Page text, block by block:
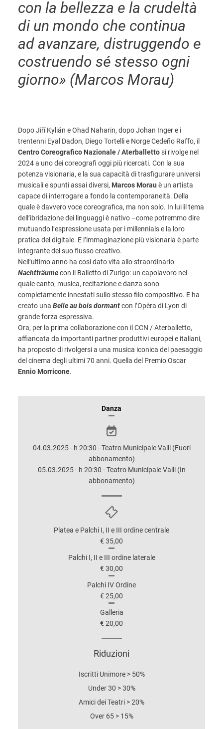
con la bellezza e la crudeltà
di un mondo che continua
ad avanzare, distruggendo e
costruendo sé stesso ogni
giorno» (Marcos Morau)
Dopo Jiří Kylián e Ohad Naharin, dopo Johan Inger e i
trentenni Eyal Dadon, Diego Tortelli e Norge Cedeño Raffo, il
Centro Coreografico Nazionale / Aterballettosi rivolge nel
2024 a uno dei coreografi oggi più ricercati. Con la sua
potenza visionaria, e la sua capacità di trasfigurare universi
musicali e spunti assai diversi, Marcos Morau è un artista
capace di interrogare a fondo la contemporaneità. Della
quale è davvero voce coreografica, ma non solo. In luii l tema
dell’ibridazione dei linguaggi è nativo –come potremmo dire
mutuando l’espressione usata per i millennials e la loro
pratica del digitale. E l’immaginazione più visionaria è parte
integrante del suo flusso creativo.
Nell’ultimo anno ha così dato vita allo straordinario
Nachtträumecon il Balletto di Zurigo: un capolavoro nel
quale canto, musica, recitazione e danza sono
completamente innestati sullo stesso filo compositivo. E ha
creato una Belle au bois dormantcon l’Opèra di Lyon di
grande forza espressiva.
Ora, per la prima collaborazione con il CCN / Aterballetto,
affiancata da importanti partner produttivi europei e italiani,
ha proposto di rivolgersi a una musica iconica del paesaggio
del cinema degli ultimi 70 anni. Quella del Premio Oscar
Ennio Morricone.
INFORMAZIONIDanza
04.03.2025 - h 20:30 - Teatro Municipale Valli (Fuori
abbonamento)
05.03.2025 - h 20:30 - Teatro Municipale Valli (In
abbonamento)
Platea e Palchi I, II e III ordine centrale
€ 35,00
Palchi I, II e III ordine laterale
€ 30,00
Palchi IV Ordine
€ 25,00
Galleria
€ 20,00
Riduzioni
Iscritti Unimore > 50%
Under 30 > 30%
Amici dei Teatri > 20%
Over 65 > 15%